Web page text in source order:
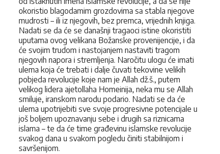
okoristio blagodamim grozdovima sa sta­bla njegove
mudrosti – ili iz njegovih, bez premca, vrijednih knjiga.
Nadati se da će se današnji tragaoci istine okoristiti
uputama ovog velikana Božanske provenijencije, i da
će svojim trudom i nastojanjem nastaviti tragom
njegovih napora i stremljenja. Naročitu ulogu će imati
ulema koja će trebati i dalje čuvati tekovine velikih
pobjeda revolucije koje nam je Allah dž.š., putem
velikog lidera ajetollaha Homeinija, neka mu se Allah
smiluje, iranskom narodu podario. Nadati se da će
ulema upotrijebiti sve svoje pro­gresivne potencijale u
još boljem upoznavanju sebe i drugih sa riznicama
islama – te da će time građevinu islamske revolucije
svakog dana u svakom pogledu činiti stabilnijom i
savršenijom.